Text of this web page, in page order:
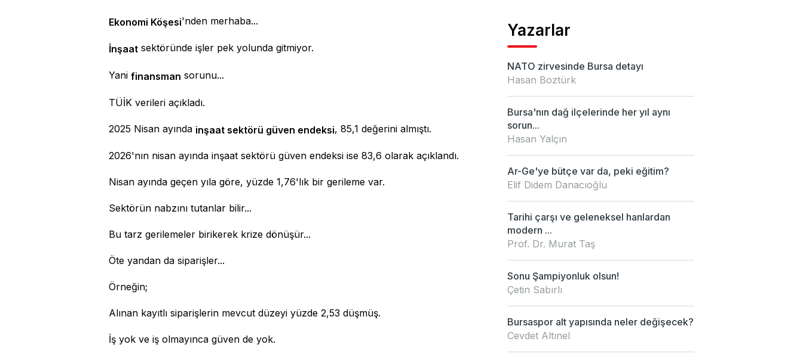
Ekonomi Köşesi'nden merhaba...
İnşaat sektöründe işler pek yolunda gitmiyor.
Yani finansman sorunu...
TÜİK verileri açıkladı.
2025 Nisan ayında inşaat sektörü güven endeksi, 85,1 değerini almıştı.
2026'nın nisan ayında inşaat sektörü güven endeksi ise 83,6 olarak açıklandı.
Nisan ayında geçen yıla göre, yüzde 1,76'lık bir gerileme var.
Sektörün nabzını tutanlar bilir...
Bu tarz gerilemeler birikerek krize dönüşür...
Öte yandan da siparişler...
Örneğin;
Alınan kayıtlı siparişlerin mevcut düzeyi yüzde 2,53 düşmüş.
İş yok ve iş olmayınca güven de yok.
Yazarlar
NATO zirvesinde Bursa detayı
Hasan Boztürk
Bursa'nın dağ ilçelerinde her yıl aynı
sorun...
Hasan Yalçın
Ar-Ge'ye bütçe var da, peki eğitim?
Elif Didem Danacıoğlu
Tarihi çarşı ve geleneksel hanlardan
modern ...
Prof. Dr. Murat Taş
Sonu Şampiyonluk olsun!
Çetin Sabırlı
Bursaspor alt yapısında neler değişecek?
Cevdet Altınel